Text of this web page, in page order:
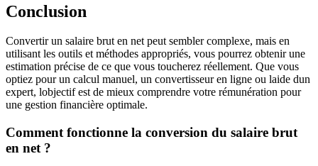
Conclusion
Convertir un salaire brut en net peut sembler complexe, mais en
utilisant les outils et méthodes appropriés, vous pourrez obtenir une
estimation précise de ce que vous toucherez réellement. Que vous
optiez pour un calcul manuel, un convertisseur en ligne ou laide dun
expert, lobjectif est de mieux comprendre votre rémunération pour
une gestion financière optimale.
Comment fonctionne la conversion du salaire brut
en net ?